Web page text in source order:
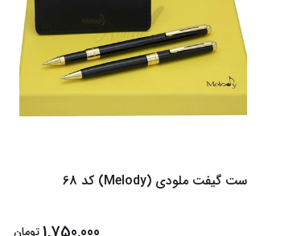
ست گیفت ملودی (Melody) کد 68
تومان